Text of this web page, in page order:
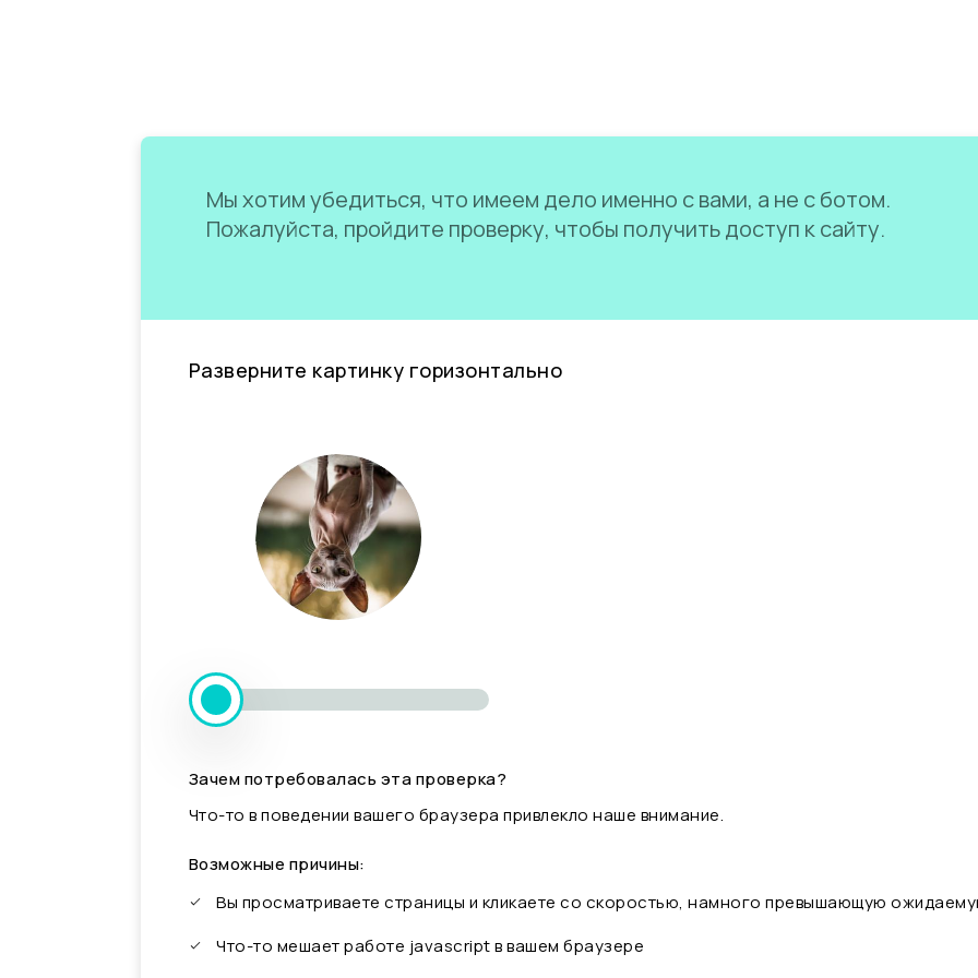
Мы хотим убедиться, что имеем дело именно с вами, а не с ботом.
Пожалуйста, пройдите проверку, чтобы получить доступ к сайту.
Разверните картинку горизонтально
Зачем потребовалась эта проверка?
Что-то в поведении вашего браузера привлекло наше внимание.
Возможные причины:
Вы просматриваете страницы и кликаете со скоростью, намного превышающую
Что-то мешает работе javascript в вашем браузере